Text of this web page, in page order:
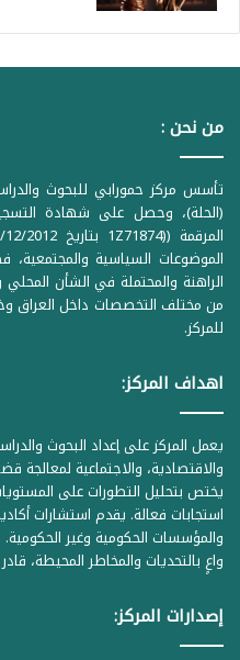
من نحن :
(الحلة)، وحصل على شهادة
الموضوعات السياسية والمجتمعية،
الراهنة والمحتملة في الشأن
من مختلف التخصصات داخل العراق
للمركز.
اهداف المركز:
يعمل المركز على إعداد البحوث
والاقتصادية، والاجتماعية لمعالجة
يختص بتحليل التطورات على
استجابات فعالة. يقدم استشارات
والمؤسسات الحكومية وغير
واعٍ بالتحديات والمخاطر المحيطة،
إصدارات المركز: